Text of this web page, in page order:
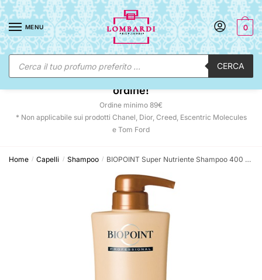
Skip
to
navigation
Skip
to
content
MENU
Ricerca
prodotti CERCA
0
☀️ SUNNY DAYS:-12% automatico sul tuo
ordine!
Ordine minimo 89€
* Non applicabile sui prodotti Chanel, Dior, Creed, Escentric Molecules
e Tom Ford
Home / Capelli / Shampoo / BIOPOINT Super Nutriente Shampoo 400 ML –